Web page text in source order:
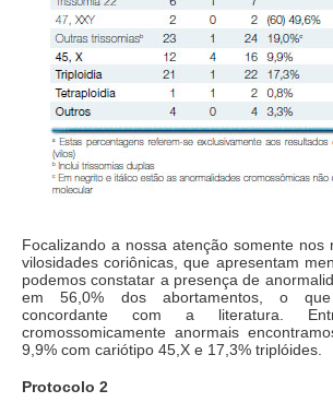
Focalizando a nossa atenção somente nos
vilosidades coriônicas, que apresentam
podemos constatar a presença de
em 56,0% dos abortamentos, o
concordante com a literatura.
cromossomicamente anormais
9,9% com cariótipo 45,X e 17,3% triplóides.
Protocolo 2